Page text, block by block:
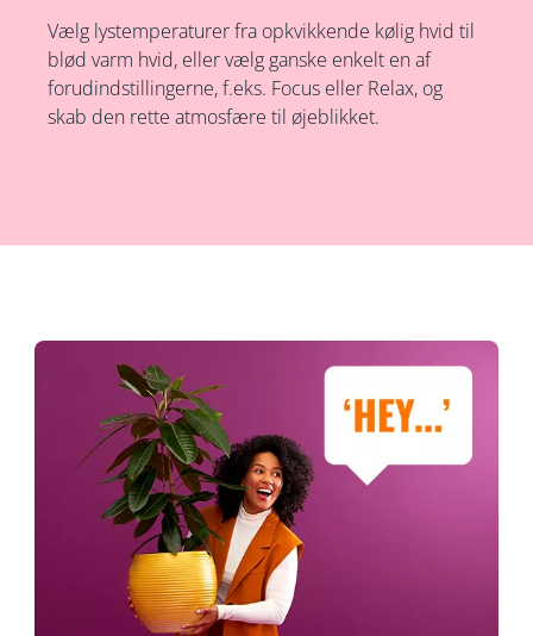
Vælg lystemperaturer fra opkvikkende kølig hvid til
blød varm hvid, eller vælg ganske enkelt en af
forudindstillingerne, f.eks. Focus eller Relax, og
skab den rette atmosfære til øjeblikket.